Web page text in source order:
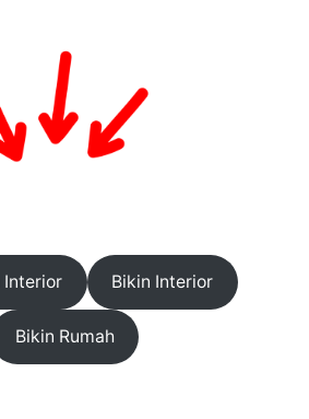
Interior Bikin Interior
Bikin Rumah